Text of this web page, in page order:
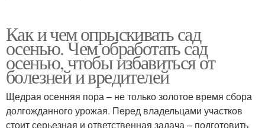
Как и чем опрыскивать сад
осенью. Чем обработать сад
осенью, чтобы избавиться от
болезней и вредителей
Щедрая осенняя пора – не только золотое время сбора
долгожданного урожая. Перед владельцами участков
стоит серьезная и ответственная задача – подготовить